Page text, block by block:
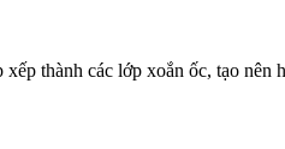
thành các lớp xoắn ốc, tạo nên